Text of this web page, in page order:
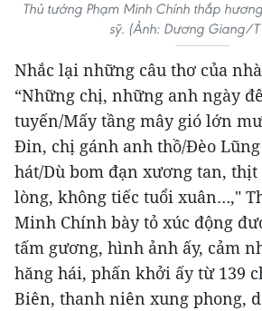
Thủ tướng Phạm Minh Chính thắp
sỹ. (Ảnh: Dương Giang/
Nhắc lại những câu thơ của
“Những chị, những anh ngày
tuyến/Mấy tầng mây gió lớn
Đin, chị gánh anh thồ/Đèo
hát/Dù bom đạn xương tan, thịt
lòng, không tiếc tuổi xuân…,"
Minh Chính bày tỏ xúc động
tấm gương, hình ảnh ấy, cảm
hăng hái, phấn khởi ấy từ 139
Biên, thanh niên xung phong,